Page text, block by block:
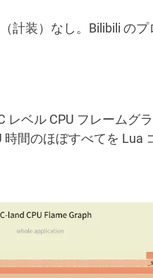
計装）なし。Bilibili の
レベル CPU フレームグ
時間のほぼすべてを Lua